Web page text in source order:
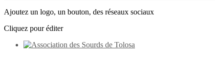
Ajoutez un logo, un bouton, des réseaux sociaux
Cliquez pour éditer